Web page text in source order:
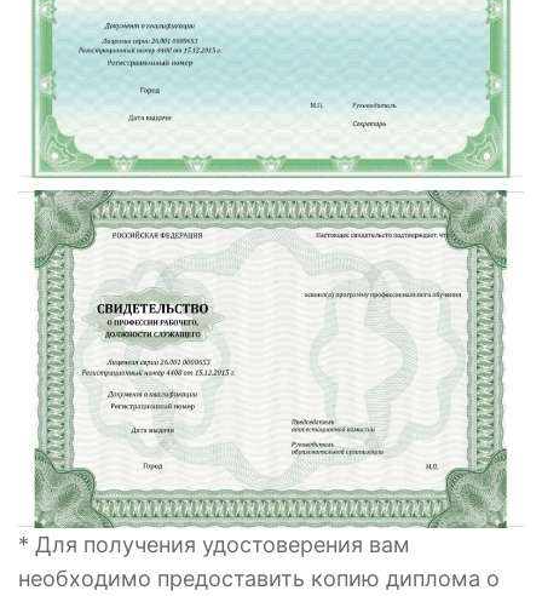
* Для получения удостоверения вам
необходимо предоставить копию диплома о